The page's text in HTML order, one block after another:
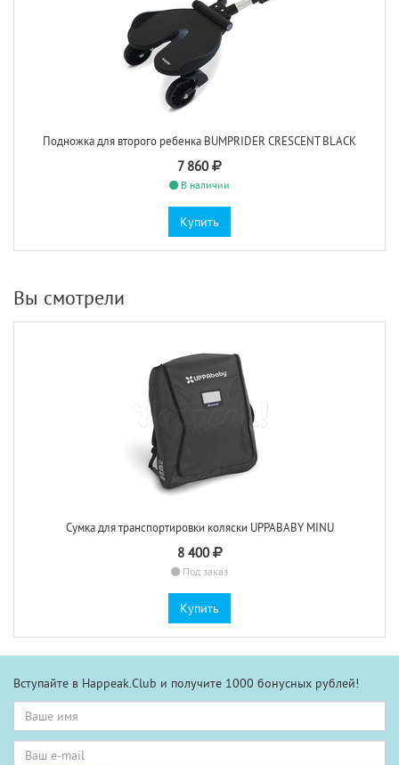
Подножка для второго ребенка BUMPRIDER CRESCENT BLACK
7 860
В наличии
Купить
Вы смотрели
Сумка для транспортировки коляски UPPABABY MINU
8 400
Под заказ
Купить
Вступайте в Happeak.Club и получите 1000 бонусных рублей!